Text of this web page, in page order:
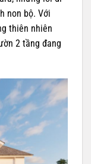
non bộ. Với
thiên nhiên
2 tầng đang